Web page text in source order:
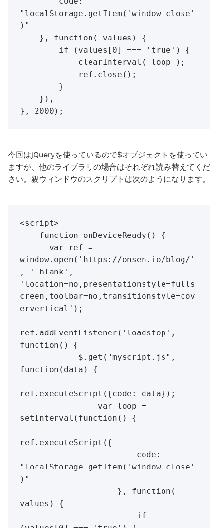
"localStorage.getItem('window_close'
)"
今回はjQueryを使っているので$オブジェクトを使ってい
ますが、他のライブラリの場合はそれぞれ読み替えてくだ
さい。親ウィンドウのスクリプトは次のようになります。
<script>
window.open('https://onsen.io/blog/'
, '_blank',
'location=no,presentationstyle=fulls
creen,toolbar=no,transitionstyle=cov
ervertical');
ref.addEventListener('loadstop',
function() {
function(data) {
ref.executeScript({code: data});
setInterval(function() {
ref.executeScript({
"localStorage.getItem('window_close'
)"
values) {